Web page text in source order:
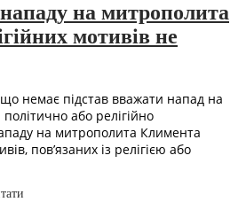
на митрополита
мотивів не
немає підстав вважати напад на
або релігійно
на митрополита Климента
пов’язаних із релігією або